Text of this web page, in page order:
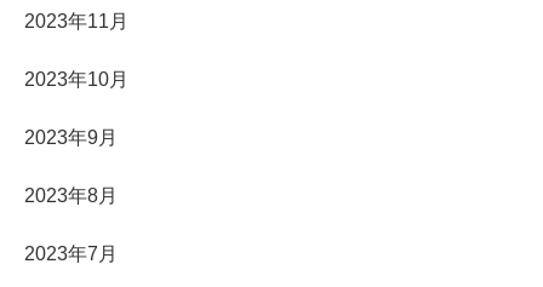
2023年11月
2023年10月
2023年9月
2023年8月
2023年7月